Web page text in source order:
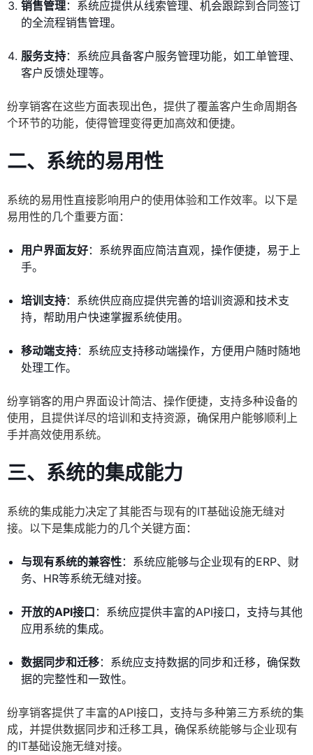
销售管理：系统应提供从线索管理、机会跟踪到合同签订
的全流程销售管理。
服务支持：系统应具备客户服务管理功能，如工单管理、
客户反馈处理等。
纷享销客在这些方面表现出色，提供了覆盖客户生命周期各
个环节的功能，使得管理变得更加高效和便捷。
二、系统的易用性
系统的易用性直接影响用户的使用体验和工作效率。以下是
易用性的几个重要方面：
用户界面友好：系统界面应简洁直观，操作便捷，易于上
手。
培训支持：系统供应商应提供完善的培训资源和技术支
持，帮助用户快速掌握系统使用。
移动端支持：系统应支持移动端操作，方便用户随时随地
处理工作。
纷享销客的用户界面设计简洁、操作便捷，支持多种设备的
使用，且提供详尽的培训和支持资源，确保用户能够顺利上
手并高效使用系统。
三、系统的集成能力
系统的集成能力决定了其能否与现有的IT基础设施无缝对
接。以下是集成能力的几个关键方面：
与现有系统的兼容性：系统应能够与企业现有的ERP、财
务、HR等系统无缝对接。
开放的API接口 ：系统应提供丰富的API接口，支持与其他
应用系统的集成。
数据同步和迁移：系统应支持数据的同步和迁移，确保数
据的完整性和一致性。
纷享销客提供了丰富的API接口，支持与多种第三方系统的集
成，并提供数据同步和迁移工具，确保系统能够与企业现有
的IT基础设施无缝对接。